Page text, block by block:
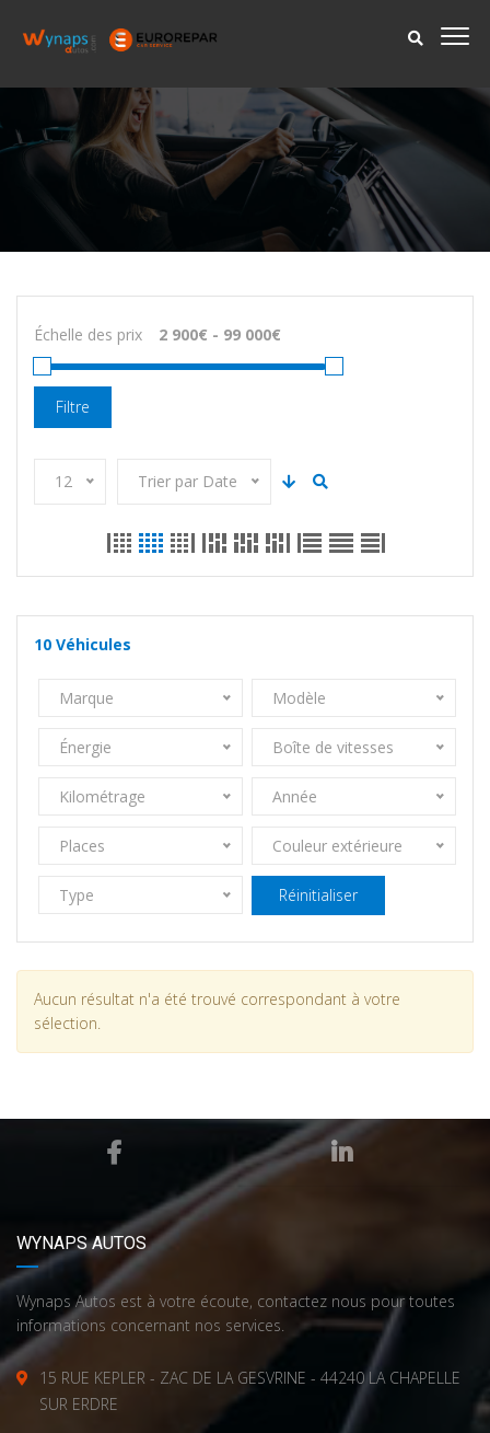
Échelle des prix
Filtre
12 Trier par Date
10 Véhicules
Marque Modèle
Énergie Boîte de vitesses
Kilométrage Année
Places Couleur extérieure
Type Réinitialiser
Aucun résultat n'a été trouvé correspondant à votre
sélection.
WYNAPS AUTOS
Wynaps Autos est à votre écoute, contactez nous pour toutes
informations concernant nos services.
15 RUE KEPLER - ZAC DE LA GESVRINE - 44240 LA CHAPELLE
SUR ERDRE